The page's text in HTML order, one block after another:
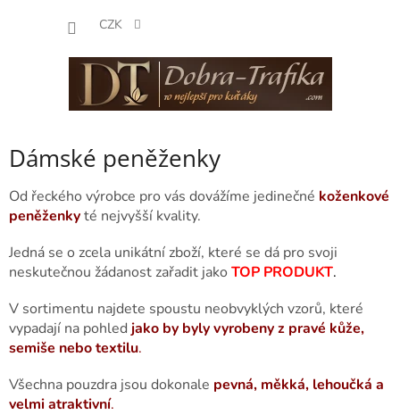
CZK
Dámské peněženky
Od řeckého výrobce pro vás dovážíme jedinečné koženkové
peněženkyté nejvyšší kvality.
Jedná se o zcela unikátní zboží, které se dá pro svoji
neskutečnou žádanost zařadit jako TOP PRODUKT.
V sortimentu najdete spoustu neobvyklých vzorů, které
vypadají na pohled jako by byly vyrobeny z pravé kůže,
semiše nebo textilu.
Všechna pouzdra jsou dokonale pevná, měkká, lehoučká a
velmi atraktivní.